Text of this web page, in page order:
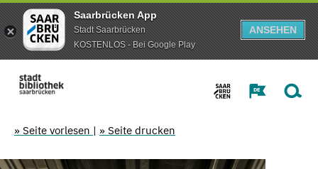
Saarbrücken App
Stadt Saarbrücken
KOSTENLOS - Bei Google Play
ANSEHEN
» Seite vorlesen | » Seite drucken